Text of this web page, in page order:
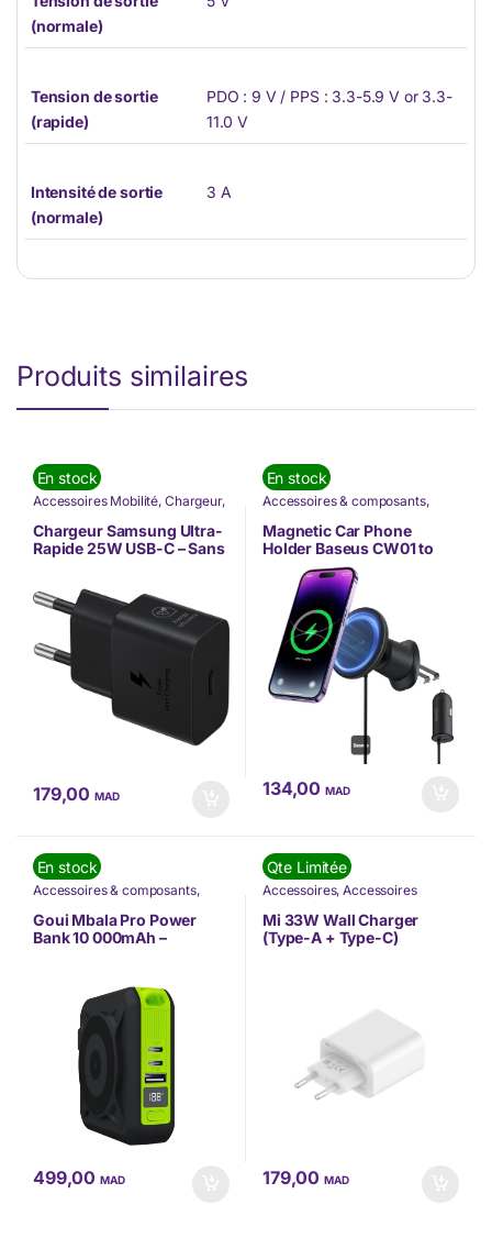
(normale)
Tension de sortie
(rapide)
PDO : 9 V / PPS : 3.3-5.9 V or 3.3-
11.0 V
Intensité de sortie
(normale)
3 A
Produits similaires
En stock
Accessoires Mobilité, Chargeur,
Nouvel arrivage
Samsung,TÉLÉPHONIE
Chargeur Samsung Ultra-
Rapide 25W USB-C – Sans
179,00MAD
En stock
Accessoires & composants,
Accessoires Mobilité
Chargeur,Informatique,Nos
Marques,Offres à ne pas rater
TÉLÉPHONIE
Magnetic Car Phone
Holder Baseus CW01 to
Ventilation Grid with car
charger USB-C, 15W +
25W (C40141000111-00)
134,00MAD
En stock
Accessoires & composants,
Accessoires Mobilité
Goui,Informatique,Nos
Marques,Offres à ne pas rater
TÉLÉPHONIE
Goui Mbala Pro Power
Bank 10 000mAh –
499,00MAD
Qte Limitée
Accessoires,Accessoires
Mobilité
Marques, TÉLÉPHONIE,
Téléphonie & Tablette,XIAOMI
Mi 33W Wall Charger
(Type-A + Type-C)
179,00MAD